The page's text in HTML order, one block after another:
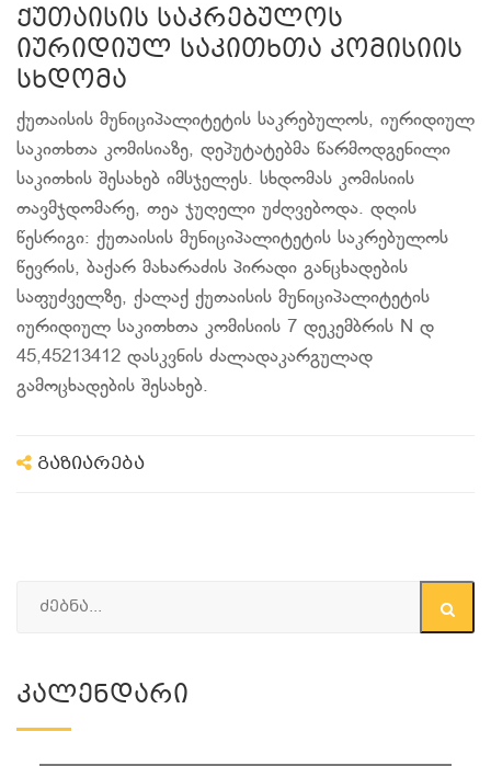
ქუთაისის საკრებულოს
იურიდიულ საკითხთა კომისიის
სხდომა
ქუთაისის მუნიციპალიტეტის საკრებულოს, იურიდიულ
საკითხთა კომისიაზე, დეპუტატებმა წარმოდგენილი
საკითხის შესახებ იმსჯელეს. სხდომას კომისიის
თავმჯდომარე, თეა ჯუღელი უძღვებოდა. დღის
წესრიგი: ქუთაისის მუნიციპალიტეტის საკრებულოს
წევრის, ბაქარ მახარაძის პირადი განცხადების
საფუძველზე, ქალაქ ქუთაისის მუნიციპალიტეტის
იურიდიულ საკითხთა კომისიის 7 დეკემბრის N დ
45,45213412 დასკვნის ძალადაკარგულად
გამოცხადების შესახებ.
გაზიარება
Კალენდარი